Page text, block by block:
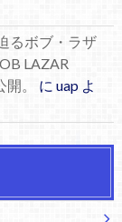
るボブ・ラザ
LAZAR
。
に uapよ